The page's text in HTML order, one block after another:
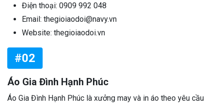
Điện thoại: 0909 992 048
Email: thegioiaodoi@navy.vn
Website: thegioiaodoi.vn
#02
Áo Gia Đình Hạnh Phúc
Áo Gia Đình Hạnh Phúc là xưởng may và in áo theo yêu cầu